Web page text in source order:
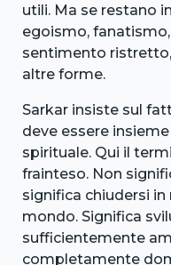
utili. Ma se restano
egoismo,
sentimento
altre forme.
Sarkar insiste sul
deve essere
spirituale. Qui il
frainteso. Non
significa chiudersi
mondo. Significa
sufficientemente
completamente